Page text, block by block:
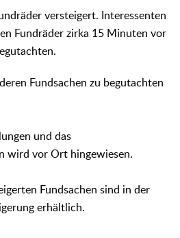
versteigert. Interessenten
Fundräder zirka 15 Minuten vor
Fundsachen zu begutachten
und das
wird vor Ort hingewiesen.
Fundsachen sind in der
erhältlich.